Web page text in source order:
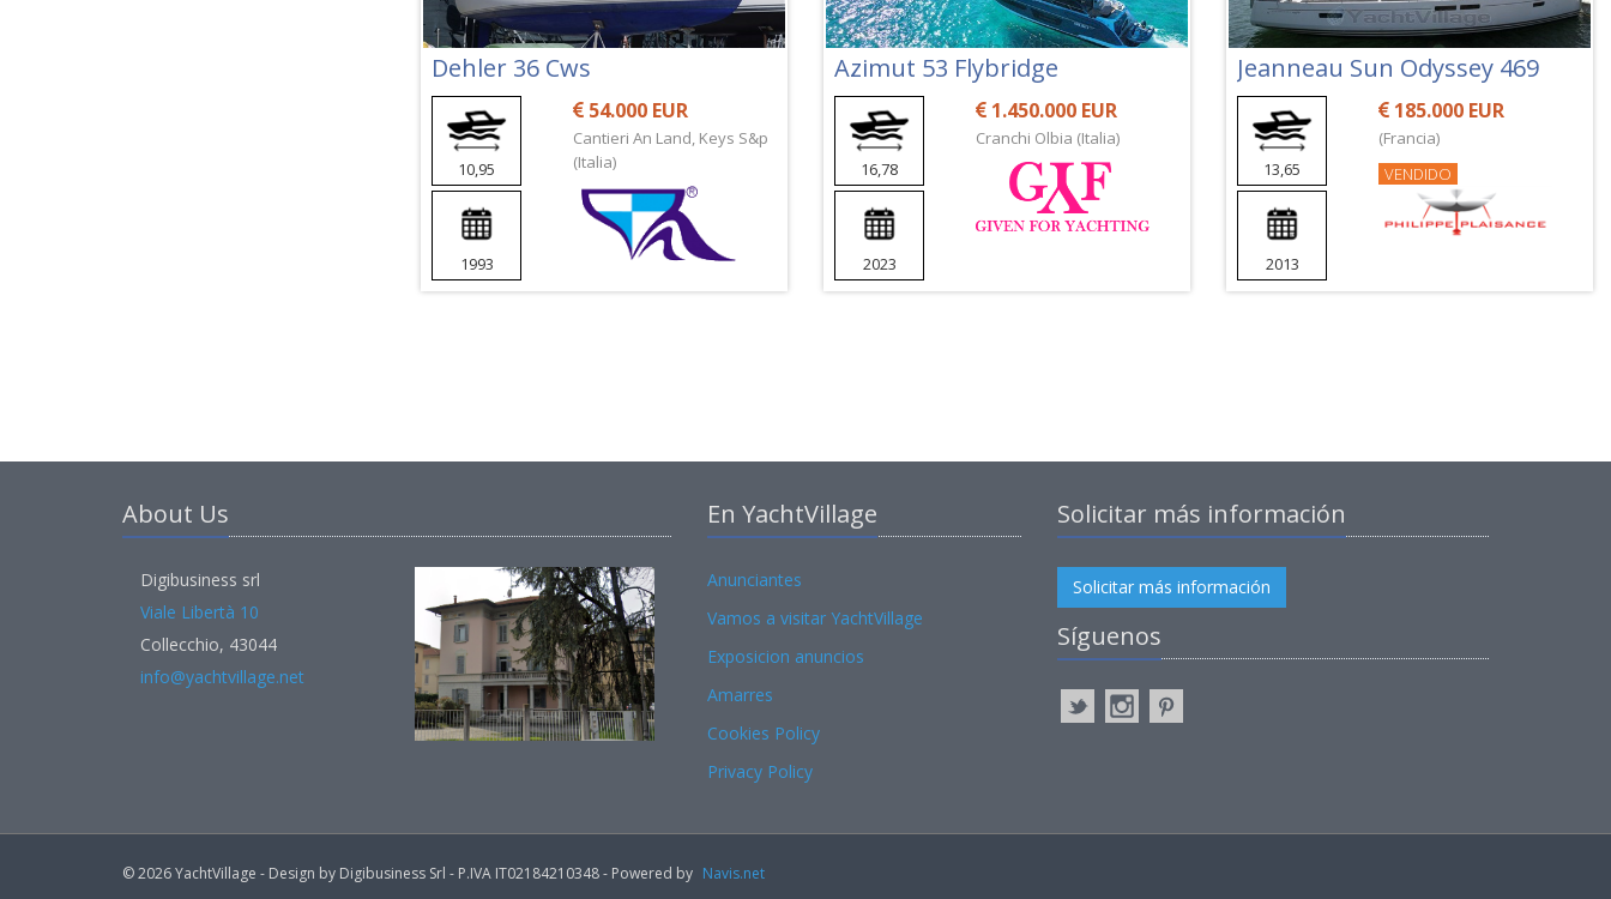
Dehler 36 Cws
10,95
1993
54.000 EUR
Cantieri An Land, Keys S&p
(Italia)
Azimut 53 Flybridge
16,78
2023
1.450.000 EUR
Cranchi Olbia (Italia)
Jeanneau Sun Odyssey 469
13,65
2013
185.000 EUR
(Francia)
VENDIDO
About Us
Digibusiness srl
Viale Libertà 10
Collecchio, 43044
info@yachtvillage.net
En YachtVillage
Anunciantes
Vamos a visitar YachtVillage
Exposicion anuncios
Amarres
Cookies Policy
Privacy Policy
Solicitar más información
Solicitar más información
Síguenos
© 2026 YachtVillage - Design by Digibusiness Srl - P.IVA IT02184210348 - Powered by Navis.net